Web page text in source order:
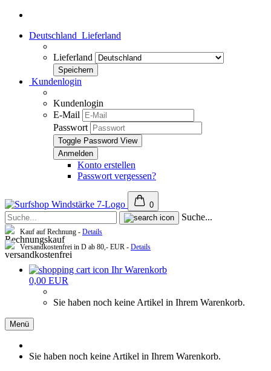
Deutschland Lieferland
Lieferland
Kundenlogin
Kundenlogin
E-Mail
Passwort
Toggle Password View
Konto erstellen
Passwort vergessen?
0
Suche...
Kauf auf Rechnung - Details
Versandkostenfrei in D ab 80,- EUR - Details
Ihr Warenkorb
0,00 EUR
Sie haben noch keine Artikel in Ihrem Warenkorb.
Menü
Sie haben noch keine Artikel in Ihrem Warenkorb.